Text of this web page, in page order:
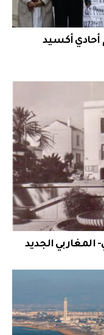
أكسيد
الجديد